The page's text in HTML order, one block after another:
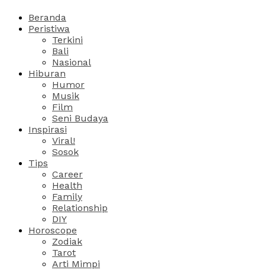
Beranda
Peristiwa
Terkini
Bali
Nasional
Hiburan
Humor
Musik
Film
Seni Budaya
Inspirasi
Viral!
Sosok
Tips
Career
Health
Family
Relationship
DIY
Horoscope
Zodiak
Tarot
Arti Mimpi